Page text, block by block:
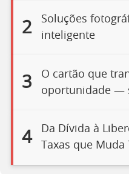
2
Soluções
inteligente
3
O cartão que
oportunidade —
4
Da Dívida à
Taxas que Muda